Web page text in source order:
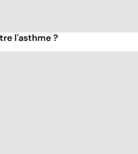
l'asthme ?